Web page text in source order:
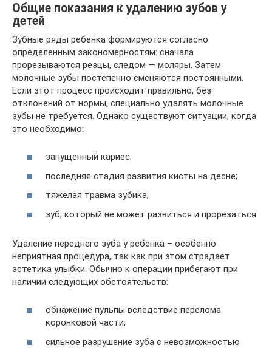
Общие показания к удалению зубов у
детей
Зубные ряды ребенка формируются согласно
определенным закономерностям: сначала
прорезываются резцы, следом — моляры. Затем
молочные зубы постепенно сменяются постоянными.
Если этот процесс происходит правильно, без
отклонений от нормы, специально удалять молочные
зубы не требуется. Однако существуют ситуации, когда
это необходимо:
запущенный кариес;
последняя стадия развития кисты на десне;
тяжелая травма зубика;
зуб, который не может развиться и прорезаться.
Удаление переднего зуба у ребенка – особенно
неприятная процедура, так как при этом страдает
эстетика улыбки. Обычно к операции прибегают при
наличии следующих обстоятельств:
обнажение пульпы вследствие перелома
коронковой части;
сильное разрушение зуба с невозможностью